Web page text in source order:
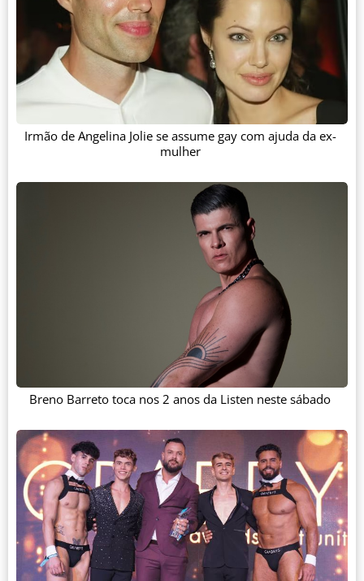
Irmão de Angelina Jolie se assume gay com ajuda da ex-
mulher
Breno Barreto toca nos 2 anos da Listen neste sábado